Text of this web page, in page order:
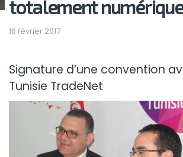
totalement
16 février 2017
Signature d’une convention
Tunisie TradeNet